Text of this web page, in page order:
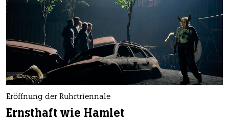
Eröffnung der Ruhrtriennale
Ernsthaft wie Hamlet